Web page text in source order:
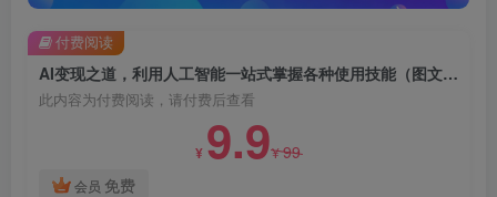
AI变现之道，利用人工智能一站式掌握各种使用技能（图文版教程）
此内容为付费阅读，请付费后查看
¥ 9.9¥99
会员 免费
付费阅读